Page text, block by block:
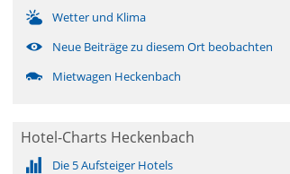
Wetter und Klima
Neue Beiträge zu diesem Ort beobachten
Mietwagen Heckenbach
Hotel-Charts Heckenbach
Die 5 Aufsteiger Hotels